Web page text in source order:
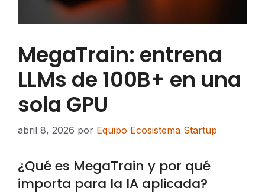
MegaTrain: entrena
LLMs de 100B+ en una
sola GPU
abril 8, 2026 por Equipo Ecosistema Startup
¿Qué es MegaTrain y por qué
importa para la IA aplicada?